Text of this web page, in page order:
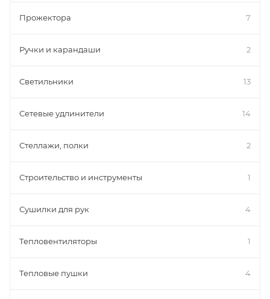
Прожектора 7
Ручки и карандаши 2
Светильники 13
Сетевые удлинители 14
Стеллажи, полки 2
Строительство и инструменты 1
Сушилки для рук 4
Тепловентиляторы 1
Тепловые пушки 4